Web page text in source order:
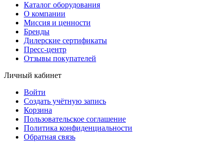
Каталог оборудования
О компании
Миссия и ценности
Бренды
Дилерские сертификаты
Пресс-центр
Отзывы покупателей
Личный кабинет
Войти
Создать учётную запись
Корзина
Пользовательское соглашение
Политика конфиденциальности
Обратная связь